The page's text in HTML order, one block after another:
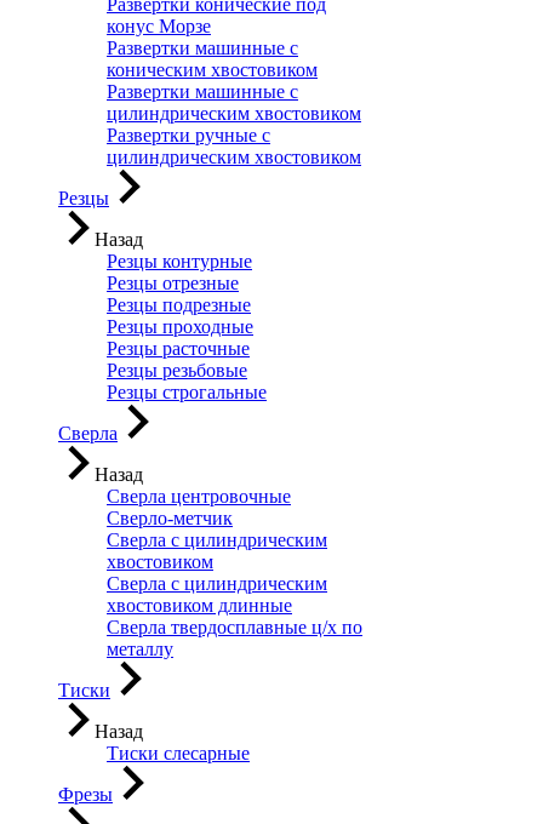
Развертки конические под
конус Морзе
Развертки машинные с
коническим хвостовиком
Развертки машинные с
цилиндрическим хвостовиком
Развертки ручные с
цилиндрическим хвостовиком
Резцы
Назад
Резцы контурные
Резцы отрезные
Резцы подрезные
Резцы проходные
Резцы расточные
Резцы резьбовые
Резцы строгальные
Сверла
Назад
Сверла центровочные
Сверло-метчик
Сверла с цилиндрическим
хвостовиком
Сверла с цилиндрическим
хвостовиком длинные
Сверла твердосплавные ц/х по
металлу
Тиски
Назад
Тиски слесарные
Фрезы